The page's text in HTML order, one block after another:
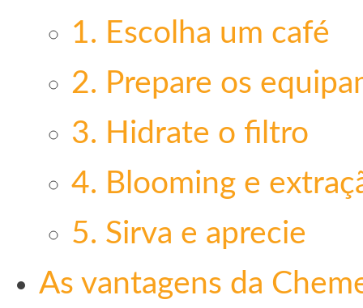
1. Escolha um café
2. Prepare os
3. Hidrate o filtro
4. Blooming e
5. Sirva e aprecie
As vantagens da